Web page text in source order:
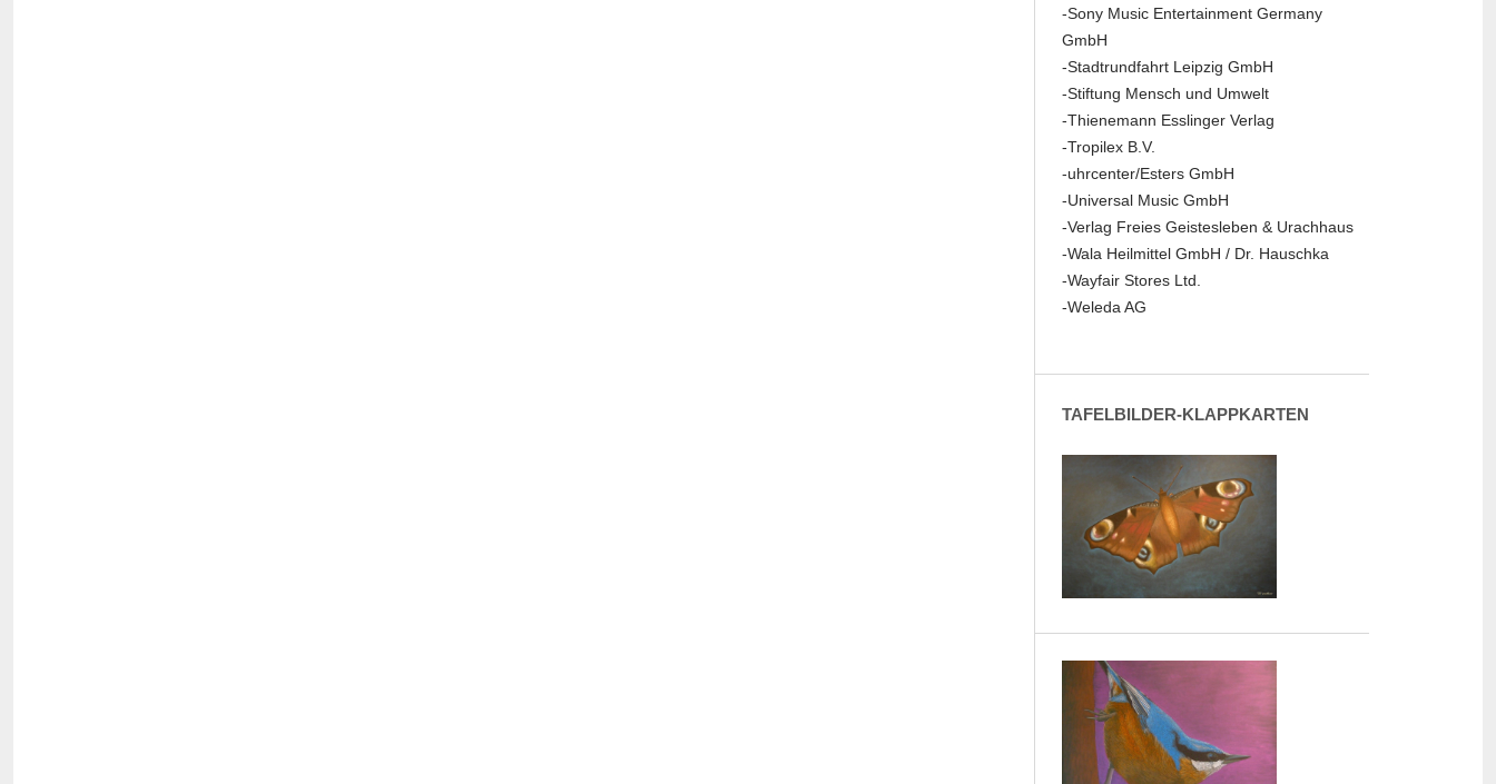
-Sony Music Entertainment Germany
GmbH
-Stadtrundfahrt Leipzig GmbH
-Stiftung Mensch und Umwelt
-Thienemann Esslinger Verlag
-Tropilex B.V.
-uhrcenter/Esters GmbH
-Universal Music GmbH
-Verlag Freies Geistesleben & Urachhaus
-Wala Heilmittel GmbH / Dr. Hauschka
-Wayfair Stores Ltd.
-Weleda AG
TAFELBILDER-KLAPPKARTEN